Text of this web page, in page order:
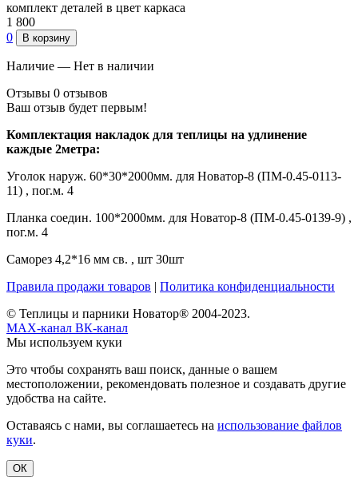
комплект деталей в цвет каркаса
1 800
0
В корзину
Наличие — Нет в наличии
Отзывы 0 отзывов
Ваш отзыв будет первым!
Комплектация накладок для теплицы на удлинение
каждые 2метра:
Уголок наруж. 60*30*2000мм. для Новатор-8 (ПМ-0.45-0113-
11) , пог.м. 4
Планка соедин. 100*2000мм. для Новатор-8 (ПМ-0.45-0139-9) ,
пог.м. 4
Саморез 4,2*16 мм св. , шт 30шт
Правила продажи товаров | Политика конфиденциальности
© Теплицы и парники Новатор® 2004-2023.
MAX-канал ВК-канал
Мы используем куки
Это чтобы сохранять ваш поиск, данные о вашем
местоположении, рекомендовать полезное и создавать другие
удобства на сайте.
Оставаясь с нами, вы соглашаетесь на использование файлов
куки.
ОК